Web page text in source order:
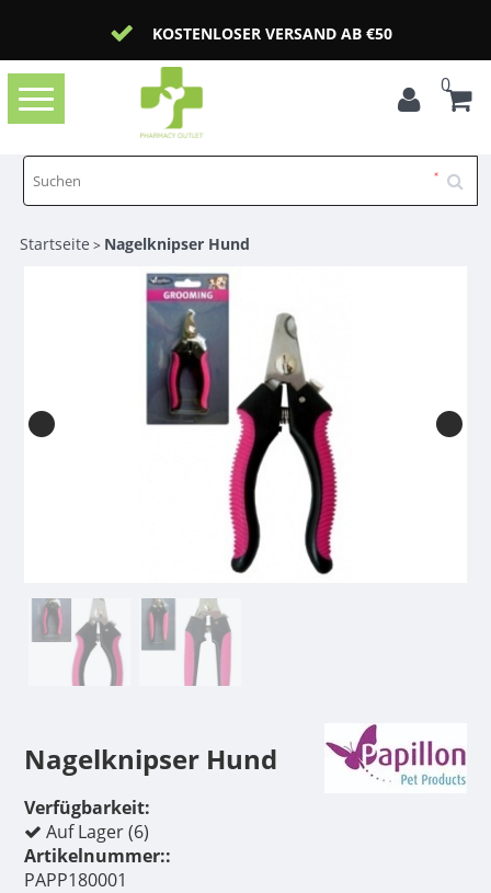
KOSTENLOSER VERSAND AB €50
Toggle
navigation
0
Startseite > Nagelknipser Hund
Nagelknipser Hund
Verfügbarkeit:
Auf Lager (6)
Artikelnummer::
PAPP180001